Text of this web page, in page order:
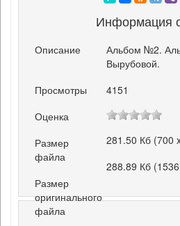
Информация
Описание
Альбом №2.
Вырубовой.
Просмотры
4151
Оценка
Размер
файла
281.50 Кб (700
Размер
оригинального
файла
288.89 Кб